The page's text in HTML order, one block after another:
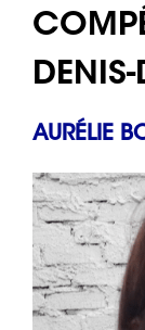
DENIS-
AURÉLIE